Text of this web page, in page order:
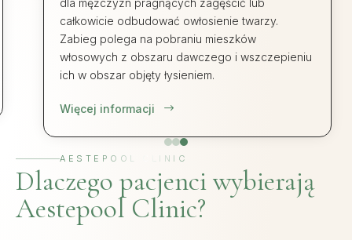
Jeżeli chcemy wykorzystać potencjał zabiegu
należy zastosować się do poniższych zaleceń.
$
Więcej informacji
AESTEPOOL CLINIC
Dlaczego pacjenci wybierają
Aestepool Clinic?